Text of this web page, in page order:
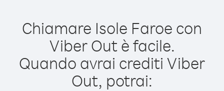
Chiamare Isole Faroe con
Viber Out è facile.
Quando avrai crediti Viber
Out, potrai: